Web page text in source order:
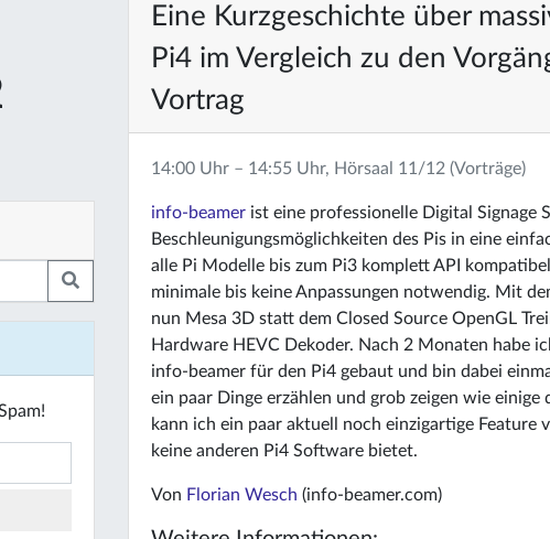
Eine Kurzgeschichte über
Pi4 im Vergleich zu den
Vortrag
14:00 Uhr – 14:55 Uhr, Hörsaal 11/12 (Vorträge)
info-beamer ist eine professionelle Digital Signage
Beschleunigungsmöglichkeiten des Pis in eine
alle Pi Modelle bis zum Pi3 komplett API
minimale bis keine Anpassungen notwendig. Mit
nun Mesa 3D statt dem Closed Source OpenGL
Hardware HEVC Dekoder. Nach 2 Monaten habe
info-beamer für den Pi4 gebaut und bin dabei
ein paar Dinge erzählen und grob zeigen wie
kann ich ein paar aktuell noch einzigartige
keine anderen Pi4 Software bietet.
Von Florian Wesch (info-beamer.com)